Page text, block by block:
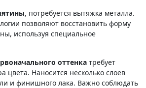
, потребуется вытяжка металла.
позволяют восстановить форму
используя специальное
оттенка требует
цвета. Наносится несколько слоев
и финишного лака. Важно соблюдать